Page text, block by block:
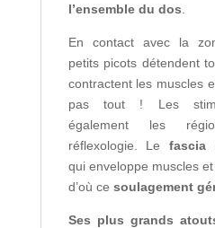
l’ensemble du dos
En contact avec la
petits picots détendent
contractent les muscles
pas tout ! Les
également les
réflexologie. Le fascia
qui enveloppe muscles
d’où ce soulagement
Ses plus grands